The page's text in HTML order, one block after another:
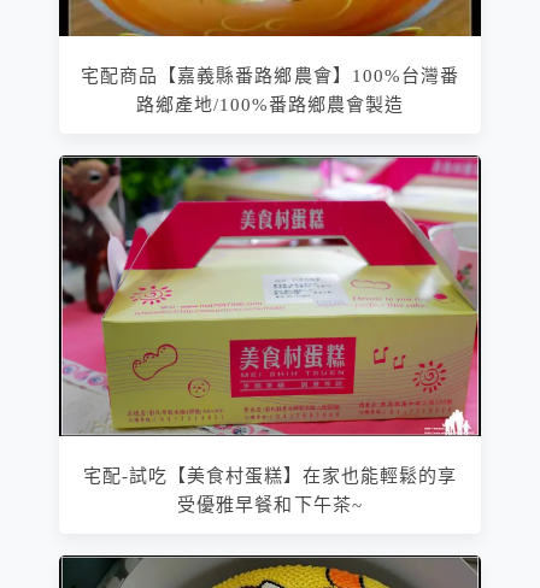
宅配商品【嘉義縣番路鄉農會】100%台灣番
路鄉產地/100%番路鄉農會製造
宅配-試吃【美食村蛋糕】在家也能輕鬆的享
受優雅早餐和下午茶~